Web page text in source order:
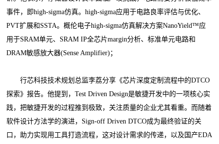
事件，即high-sigma仿真。high-sigma应用于电路良率评估与优化、
PVT扩展和SSTA。概伦电子high-sigma仿真解决方案NanoYield™应
用于SRAM单元、SRAM IP全芯片margin分析、标准单元电路和
DRAM敏感放大器(Sense Amplifier)；
行芯科技技术规划总监李荔分享《芯片深度定制流程中的DTCO
探索》报告。他提到，Test Driven Design是敏捷开发中的一项核心实
践，把敏捷开发的过程推到极致，关注质量的企业尤其看重。而随着
软件设计方法学的演进，Sign-off Driven DTCO成为最终验证的关
口，助力实现用工具打造流程，这对设计需求的传递，以及国产EDA